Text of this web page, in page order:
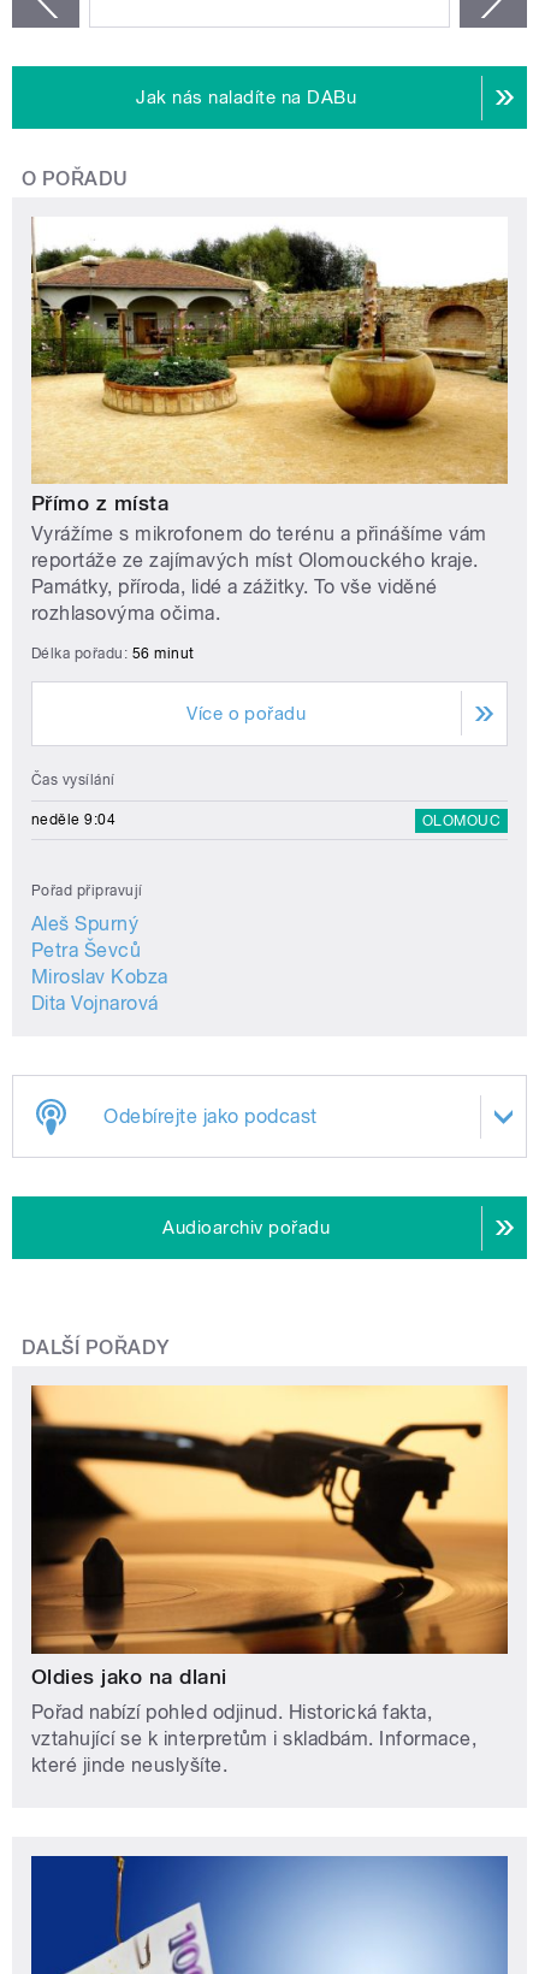
Jak nás naladíte na DABu
O POŘADU
Přímo z místa
Vyrážíme s mikrofonem do terénu a přinášíme vám
reportáže ze zajímavých míst Olomouckého kraje.
Památky, příroda, lidé a zážitky. To vše viděné
rozhlasovýma očima.
Délka pořadu: 56 minut
Více o pořadu
Čas vysílání
neděle 9:04 OLOMOUC
Pořad připravují
Aleš Spurný
Petra Ševců
Miroslav Kobza
Dita Vojnarová
Odebírejte jako podcast
Audioarchiv pořadu
DALŠÍ POŘADY
Oldies jako na dlani
Pořad nabízí pohled odjinud. Historická fakta,
vztahující se k interpretům i skladbám. Informace,
které jinde neuslyšíte.